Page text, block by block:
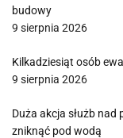
budowy
9 sierpnia 2026
Kilkadziesiąt osób
9 sierpnia 2026
Duża akcja służb nad
zniknąć pod wodą